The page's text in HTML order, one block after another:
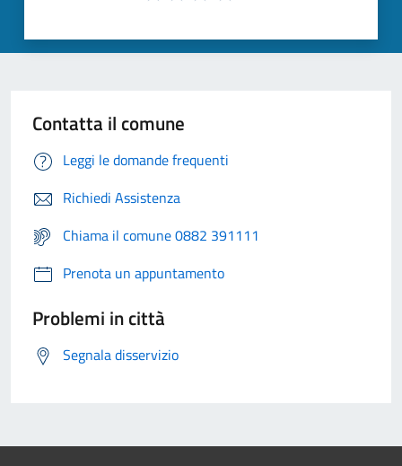
Contatta il comune
Leggi le domande frequenti
Richiedi Assistenza
Chiama il comune 0882 391111
Prenota un appuntamento
Problemi in città
Segnala disservizio